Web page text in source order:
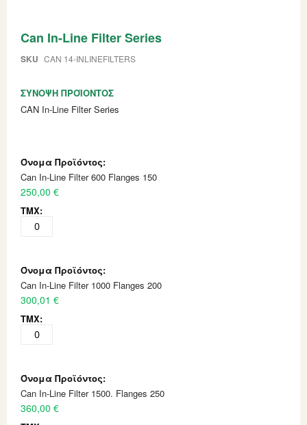
to
beginning
images
gallery
Can In-Line Filter Series
SKU CAN 14-INLINEFILTERS
ΣΎΝΟΨΗ ΠΡΟΪΌΝΤΟΣ
CAN In-Line Filter Series
product
items
Can In-Line Filter 600 Flanges 150
250,00 €
Can In-Line Filter 1000 Flanges 200
300,01 €
Can In-Line Filter 1500. Flanges 250
360,00 €